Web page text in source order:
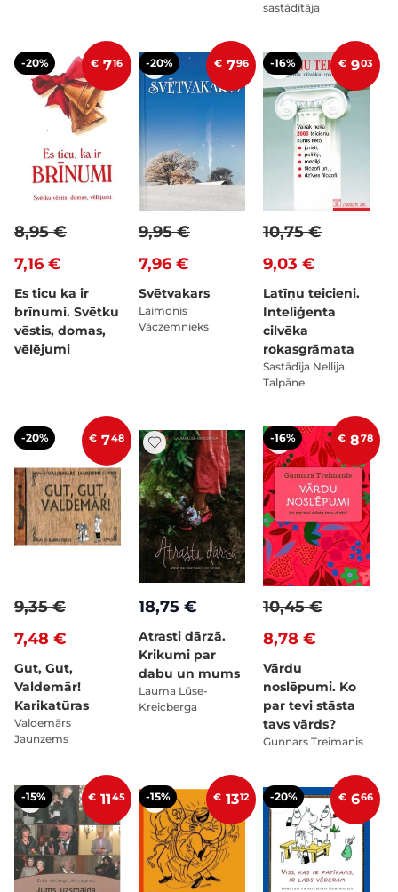
sastādītāja
-20% € 716
7,16 €
8,95 €
Es ticu ka ir
brīnumi. Svētku
vēstis, domas,
vēlējumi
-20% € 796
7,96 €
9,95 €
Svētvakars
Laimonis
Vāczemnieks
-16% € 903
9,03 €
10,75 €
Latīņu teicieni.
Inteliģenta
cilvēka
rokasgrāmata
Sastādīja Nellija
Talpāne
-20% € 748
7,48 €
9,35 €
Gut, Gut,
Valdemār!
Karikatūras
Valdemārs
Jaunzems
18,75 €
Atrasti dārzā.
Krikumi par
dabu un mums
Lauma Lūse-
Kreicberga
-16% € 878
8,78 €
10,45 €
Vārdu
noslēpumi. Ko
par tevi stāsta
tavs vārds?
Gunnars Treimanis
-15% € 1145 -15% € 1312 -20% € 666